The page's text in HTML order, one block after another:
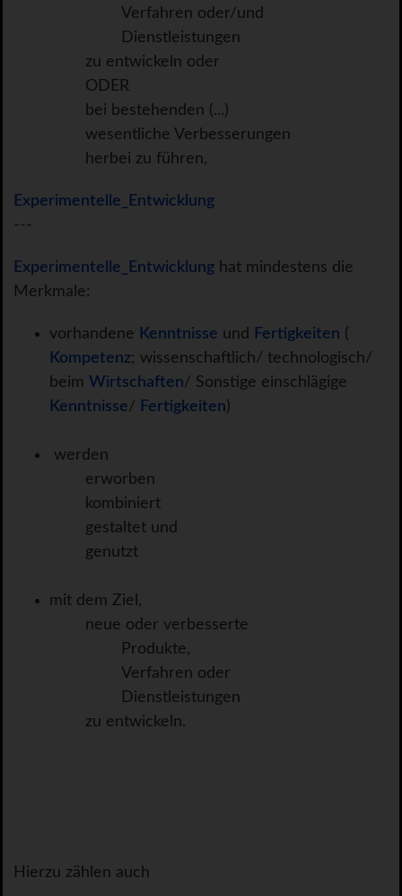
Verfahren oder/und
Dienstleistungen
zu entwickeln oder
ODER
bei bestehenden (...)
wesentliche Verbesserungen
herbei zu führen,
Experimentelle_Entwicklung
---
Experimentelle_Entwicklung hat mindestens die
Merkmale:
vorhandene Kenntnisse und Fertigkeiten (
Kompetenz; wissenschaftlich/ technologisch/
beim Wirtschaften/ Sonstige einschlägige
Kenntnisse/ Fertigkeiten)
werden
erworben
kombiniert
gestaltet und
genutzt
mit dem Ziel,
neue oder verbesserte
Produkte,
Verfahren oder
Dienstleistungen
zu entwickeln.
Hierzu zählen auch